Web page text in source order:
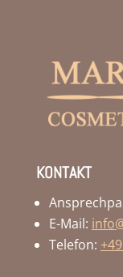
KONTAKT
E-Mail:
Telefon: